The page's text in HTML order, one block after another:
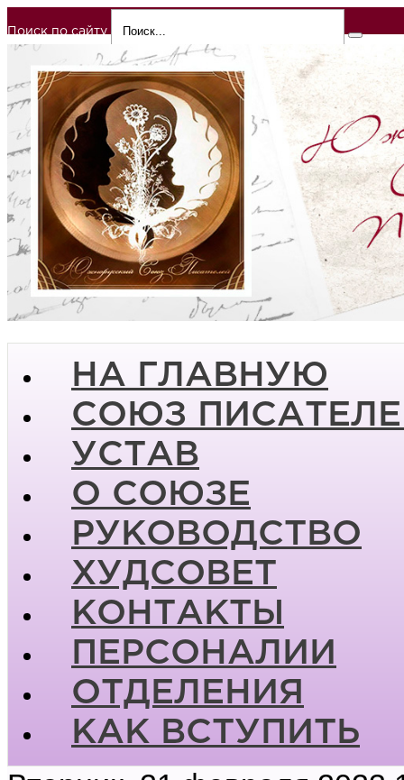
Поиск по сайту
НА ГЛАВНУЮ
СОЮЗ
УСТАВ
О СОЮЗЕ
РУКОВОДСТВО
ХУДСОВЕТ
КОНТАКТЫ
ПЕРСОНАЛИИ
ОТДЕЛЕНИЯ
КАК ВСТУПИТЬ